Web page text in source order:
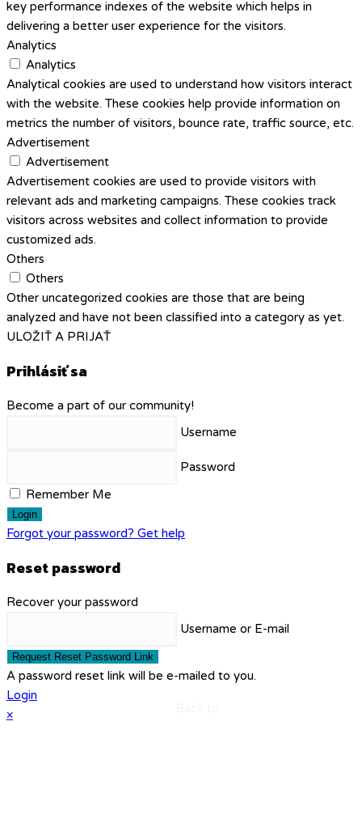
key performance indexes of the website which helps in
delivering a better user experience for the visitors.
Analytics
Analytics
Analytical cookies are used to understand how visitors interact
with the website. These cookies help provide information on
metrics the number of visitors, bounce rate, traffic source, etc.
Advertisement
Advertisement
Advertisement cookies are used to provide visitors with
relevant ads and marketing campaigns. These cookies track
visitors across websites and collect information to provide
customized ads.
Others
Others
Other uncategorized cookies are those that are being
analyzed and have not been classified into a category as yet.
ULOŽIŤ A PRIJAŤ
Prihlásiť sa
Become a part of our community!
Username
Password
Remember Me
Login
Forgot your password? Get help
Reset password
Recover your password
Username or E-mail
Request Reset Password Link
A password reset link will be e-mailed to you.
Login
×